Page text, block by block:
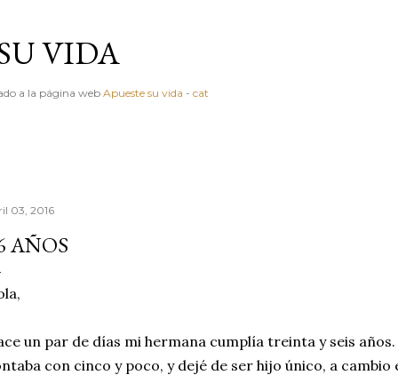
VIDA
a la página web Apueste su vida - cat
03, 2016
AÑOS
un par de días mi hermana cumplía treinta y seis
con cinco y poco, y dejé de ser hijo único, a cambio